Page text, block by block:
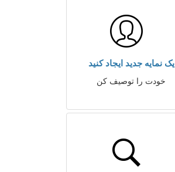
یک نمایه جدید ایجاد کنید
خودت را توصیف کن